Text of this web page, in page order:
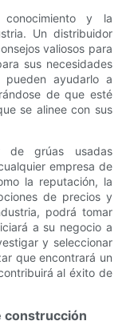
conocimiento y la
Un distribuidor
valiosos para
sus necesidades
pueden ayudarlo a
de que esté
se alinee con sus
de grúas usadas
empresa de
la reputación, la
de precios y
podrá tomar
a su negocio a
y seleccionar
que encontrará un
al éxito de
construcción